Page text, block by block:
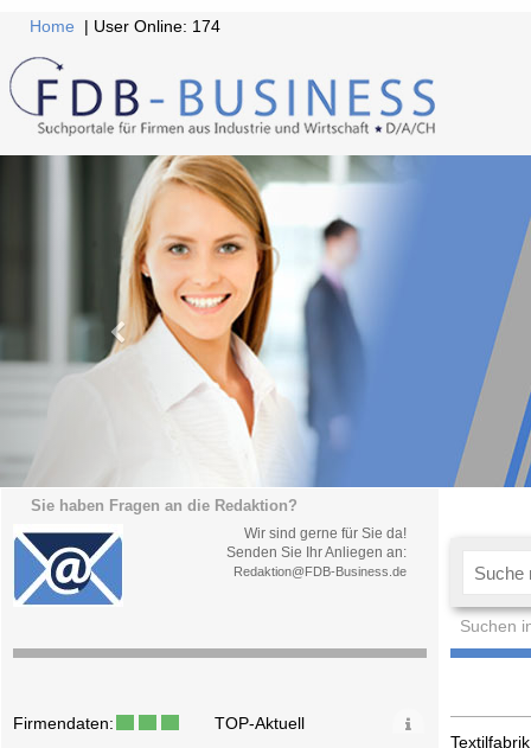
Home | User Online: 174
Sie haben Fragen an die Redaktion?
Wir sind gerne für Sie da!
Senden Sie Ihr Anliegen an:
Redaktion@FDB-Business.de
Suchen
Firmendaten: TOP-Aktuell